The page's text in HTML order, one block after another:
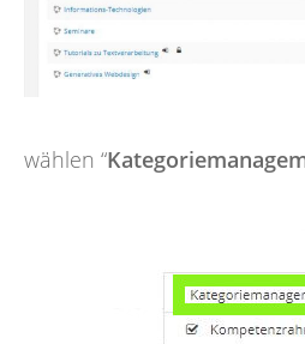
wählen “